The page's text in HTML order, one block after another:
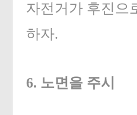
자전거가 후진으
하자.
6. 노면을 주시